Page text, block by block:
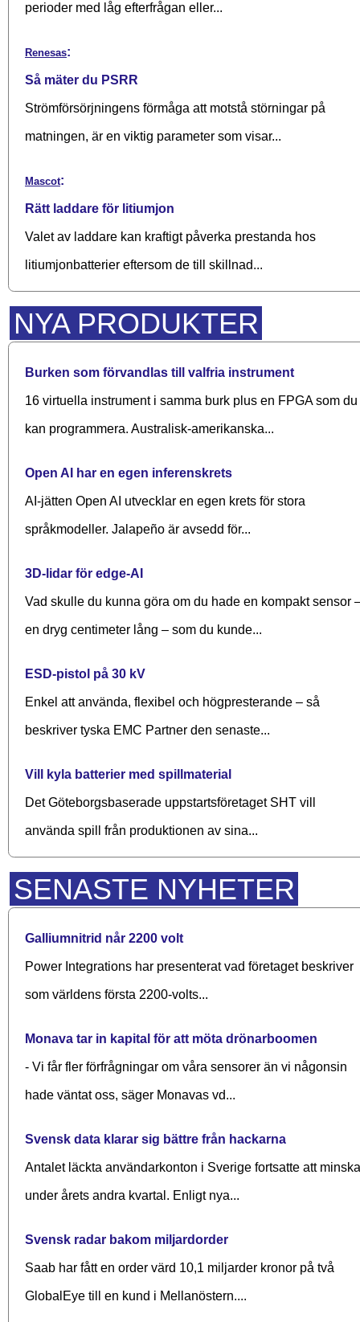
perioder med låg efterfrågan eller...
Renesas:
Så mäter du PSRR
Strömförsörjningens förmåga att motstå störningar på
matningen, är en viktig parameter som visar...
Mascot:
Rätt laddare för litiumjon
Valet av laddare kan kraftigt påverka prestanda hos
litiumjonbatterier eftersom de till skillnad...
NYA PRODUKTER
Burken som förvandlas till valfria instrument
16 virtuella instrument i samma burk plus en FPGA som du
kan programmera. Australisk-amerikanska...
Open AI har en egen inferenskrets
AI-jätten Open AI utvecklar en egen krets för stora
språkmodeller. Jalapeño är avsedd för...
3D-lidar för edge-AI
Vad skulle du kunna göra om du hade en kompakt sensor
en dryg centimeter lång – som du kunde...
ESD-pistol på 30 kV
Enkel att använda, flexibel och högpresterande – så
beskriver tyska EMC Partner den senaste...
Vill kyla batterier med spillmaterial
Det Göteborgsbaserade upp­starts­företaget SHT vill
använda spill från produktionen av sina...
SENASTE NYHETER
Galliumnitrid når 2200 volt
Power Integrations har presenterat vad företaget beskriver
som världens första 2200-volts...
Monava tar in kapital för att möta drönarboomen
- Vi får fler förfrågningar om våra sensorer än vi någonsin
hade väntat oss, säger Monavas vd...
Svensk data klarar sig bättre från hackarna
Antalet läckta användarkonton i Sverige fortsatte att minska
under årets andra kvartal. Enligt nya...
Svensk radar bakom miljardorder
Saab har fått en order värd 10,1 miljarder kronor på två
GlobalEye till en kund i Mellanöstern....